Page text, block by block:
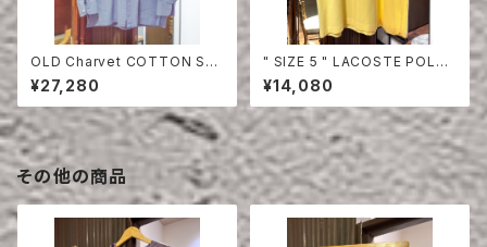
OLD Charvet COTTON SHI
RT
¥27,280
" SIZE 5 " LACOSTE POLO
SHIRT YELLOW
¥14,080
その他の商品